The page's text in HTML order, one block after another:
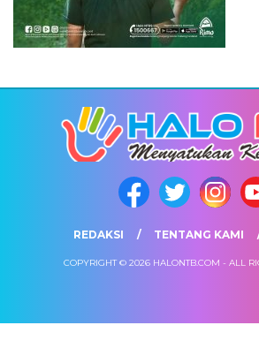
REDAKSI TENTANG KAMI
COPYRIGHT © 2026 HALONTB.COM - ALL